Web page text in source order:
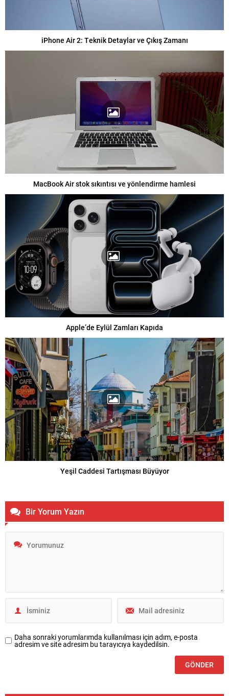
iPhone Air 2: Teknik Detaylar ve Çıkış Zamanı
MacBook Air stok sıkıntısı ve yönlendirme hamlesi
Apple’de Eylül Zamları Kapıda
Yeşil Caddesi Tartışması Büyüyor
Bir Yorum Yazın
Daha sonraki yorumlarımda kullanılması için adım, e-posta
adresim ve site adresim bu tarayıcıya kaydedilsin.